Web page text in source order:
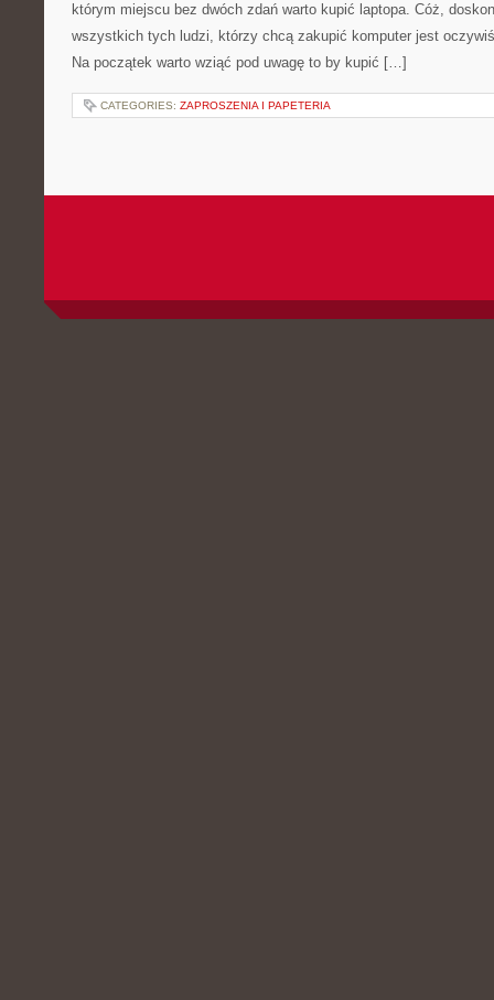
którym miejscu bez dwóch zdań warto kupić laptopa. Cóż,
wszystkich tych ludzi, którzy chcą zakupić komputer jest
Na początek warto wziąć pod uwagę to by kupić […]
CATEGORIES: ZAPROSZENIA I PAPETERIA